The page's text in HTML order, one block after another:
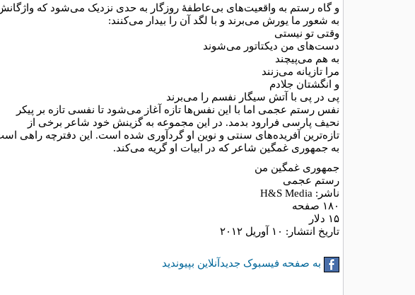
و گاه رستم به واقعیت‌های بی‌عاطفۀ روزگار به حدی نزدیک می‌شود که
به شعور ما یورش می‌برند و با لگد آن را بیدار می‌کنند:
وقتی تو نیستی
دست‌های من دیکتاتور می‌شوند
به هم می‌پیچند
مرا تازیانه می‌زنند
و انگشتان جلادم
پی در پی با آتش سیگار نفسم را می‌برند
نفس رستم عجمی اما با این نفس‌ها تازه آغاز می‌شود تا نفسی تازه بر پیکر
نحیف پارسی فرارود بدمد. در این مجموعه به گزینش خود شاعر برخی از
تازه‌ترین آفریده‌های سنتی و نوین او گرد‌آوری شده است. این دفترچه راهی
به جمهوری غمگین شاعر که در ابیات او گریه می‌کند.
جمهوری غمگین من
رستم عجمی
ناشر: H&S Media
۱۸۰ صفحه
۱۵ دلار
تاریخ انتشار: ۱۰ آوریل ۲۰۱۲
به صفحه فیسبوک جدیدآنلاین بپیوندید